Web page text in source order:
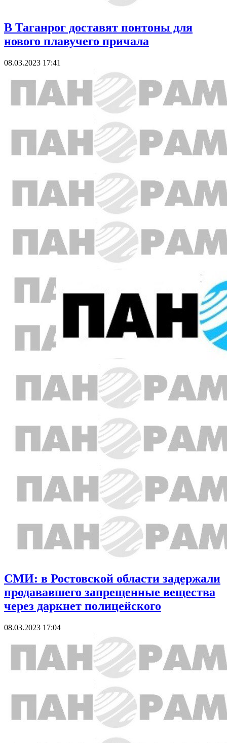
В Таганрог доставят понтоны для
нового плавучего причала
08.03.2023 17:41
СМИ: в Ростовской области задержали
продававшего запрещенные вещества
через даркнет полицейского
08.03.2023 17:04